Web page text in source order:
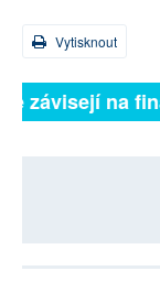
Vytisknout
závisejí na